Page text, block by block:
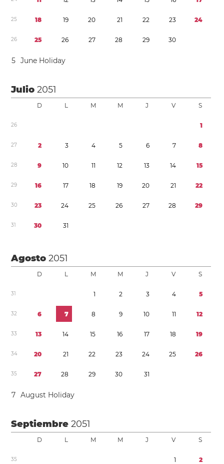
25 18 19 20 21 22 23 24
26 25 26 27 28 29 30
5 June Holiday
Julio2051
D L M M J V S
26 1
27 2 3 4 5 6 7 8
28 9 10 11 12 13 14 15
29 16 17 18 19 20 21 22
30 23 24 25 26 27 28 29
31 30 31
Agosto2051
D L M M J V S
31 1 2 3 4 5
32 6 7 8 9 10 11 12
33 13 14 15 16 17 18 19
34 20 21 22 23 24 25 26
35 27 28 29 30 31
7 August Holiday
Septiembre2051
D L M M J V S
35 1 2